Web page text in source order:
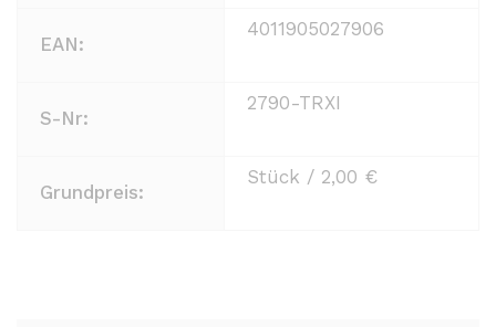
EAN:
4011905027906
S-Nr:
2790-TRXI
Grundpreis:
Stück / 2,00 €